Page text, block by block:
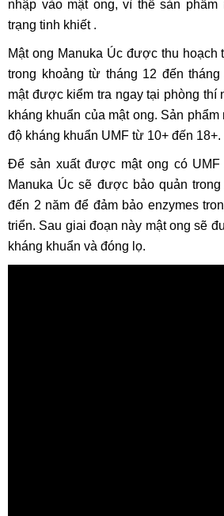
nhập vào mật ong, vì thế sản
trạng tinh khiết .
Mật ong Manuka Úc được thu hoạch
trong khoảng từ tháng 12 đến
mật được kiểm tra ngay tại phòng thí
kháng khuẩn của mật ong. Sản
độ kháng khuẩn UMF từ 10+ đến 18+.
Để sản xuất được mật ong có UMF
Manuka Úc sẽ được bảo quản
đến 2 năm để đảm bảo enzymes
triển. Sau giai đoạn này mật ong sẽ
kháng khuẩn và đóng lọ.